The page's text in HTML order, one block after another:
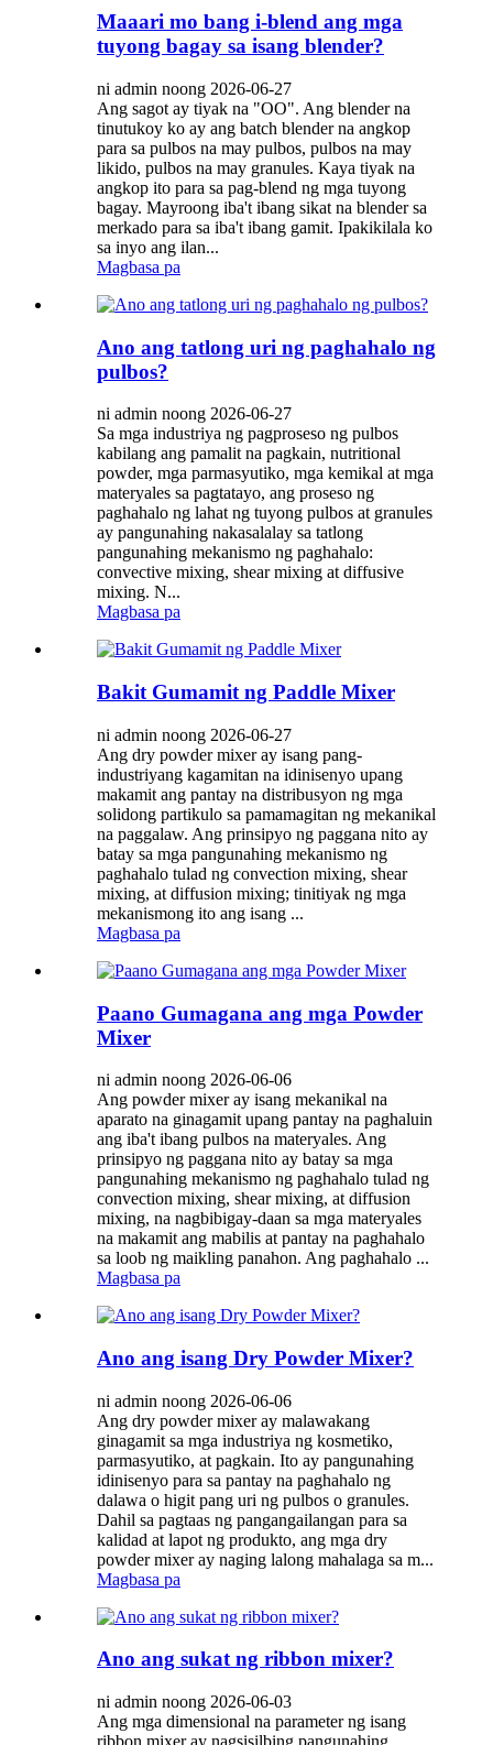
Maaari mo bang i-blend ang mga
tuyong bagay sa isang blender?
ni admin noong 2026-06-27
Ang sagot ay tiyak na "OO". Ang blender na
tinutukoy ko ay ang batch blender na angkop
para sa pulbos na may pulbos, pulbos na may
likido, pulbos na may granules. Kaya tiyak na
angkop ito para sa pag-blend ng mga tuyong
bagay. Mayroong iba't ibang sikat na blender sa
merkado para sa iba't ibang gamit. Ipakikilala ko
sa inyo ang ilan...
Magbasa pa
Ano ang tatlong uri ng paghahalo ng
pulbos?
ni admin noong 2026-06-27
Sa mga industriya ng pagproseso ng pulbos
kabilang ang pamalit na pagkain, nutritional
powder, mga parmasyutiko, mga kemikal at mga
materyales sa pagtatayo, ang proseso ng
paghahalo ng lahat ng tuyong pulbos at granules
ay pangunahing nakasalalay sa tatlong
pangunahing mekanismo ng paghahalo:
convective mixing, shear mixing at diffusive
mixing. N...
Magbasa pa
Bakit Gumamit ng Paddle Mixer
ni admin noong 2026-06-27
Ang dry powder mixer ay isang pang-
industriyang kagamitan na idinisenyo upang
makamit ang pantay na distribusyon ng mga
solidong partikulo sa pamamagitan ng mekanikal
na paggalaw. Ang prinsipyo ng paggana nito ay
batay sa mga pangunahing mekanismo ng
paghahalo tulad ng convection mixing, shear
mixing, at diffusion mixing; tinitiyak ng mga
mekanismong ito ang isang ...
Magbasa pa
Paano Gumagana ang mga Powder
Mixer
ni admin noong 2026-06-06
Ang powder mixer ay isang mekanikal na
aparato na ginagamit upang pantay na paghaluin
ang iba't ibang pulbos na materyales. Ang
prinsipyo ng paggana nito ay batay sa mga
pangunahing mekanismo ng paghahalo tulad ng
convection mixing, shear mixing, at diffusion
mixing, na nagbibigay-daan sa mga materyales
na makamit ang mabilis at pantay na paghahalo
sa loob ng maikling panahon. Ang paghahalo ...
Magbasa pa
Ano ang isang Dry Powder Mixer?
ni admin noong 2026-06-06
Ang dry powder mixer ay malawakang
ginagamit sa mga industriya ng kosmetiko,
parmasyutiko, at pagkain. Ito ay pangunahing
idinisenyo para sa pantay na paghahalo ng
dalawa o higit pang uri ng pulbos o granules.
Dahil sa pagtaas ng pangangailangan para sa
kalidad at lapot ng produkto, ang mga dry
powder mixer ay naging lalong mahalaga sa m...
Magbasa pa
Ano ang sukat ng ribbon mixer?
ni admin noong 2026-06-03
Ang mga dimensional na parameter ng isang